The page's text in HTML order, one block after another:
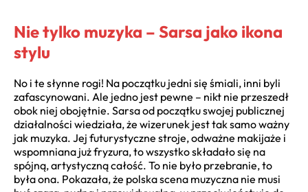
Nie tylko muzyka – Sarsa jako ikona
stylu
No i te słynne rogi! Na początku jedni się śmiali, inni byli
zafascynowani. Ale jedno jest pewne – nikt nie przeszedł
obok niej obojętnie. Sarsa od początku swojej publicznej
działalności wiedziała, że wizerunek jest tak samo ważny
jak muzyka. Jej futurystyczne stroje, odważne makijaże i
wspomniana już fryzura, to wszystko składało się na
spójną, artystyczną całość. To nie było przebranie, to
była ona. Pokazała, że polska scena muzyczna nie musi